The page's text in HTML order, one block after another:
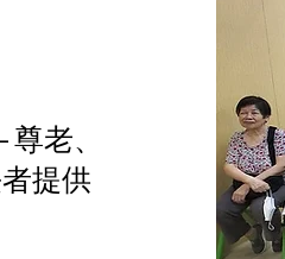
老、
提供